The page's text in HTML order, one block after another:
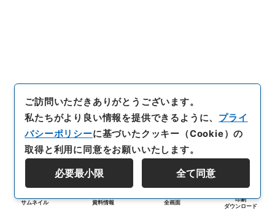
サムネイル 資料情報 全画面
印刷
ダウンロード
ご訪問いただきありがとうございます。
私たちがより良い情報を提供できるように、 プライ
バシーポリシーに基づいたクッキー（Cookie）の
取得と利用に同意をお願いいたします。
必要最小限 全て同意